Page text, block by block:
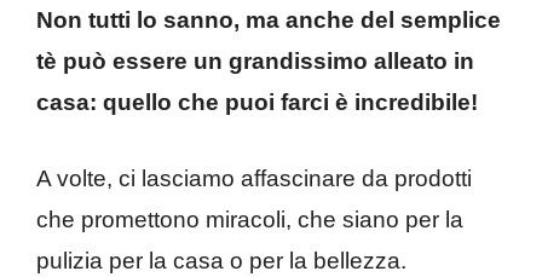
Non tutti lo sanno, ma anche del semplice
tè può essere un grandissimo alleato in
casa: quello che puoi farci è incredibile!
A volte, ci lasciamo affascinare da prodotti
che promettono miracoli, che siano per la
pulizia per la casa o per la bellezza.